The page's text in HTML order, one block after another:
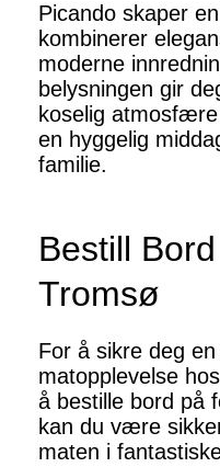
Picando skaper
kombinerer
moderne
belysningen gir
koselig
en hyggelig
familie.
Bestill
Tromsø
For å sikre deg
matopplevelse
å bestille bord på
kan du være
maten i